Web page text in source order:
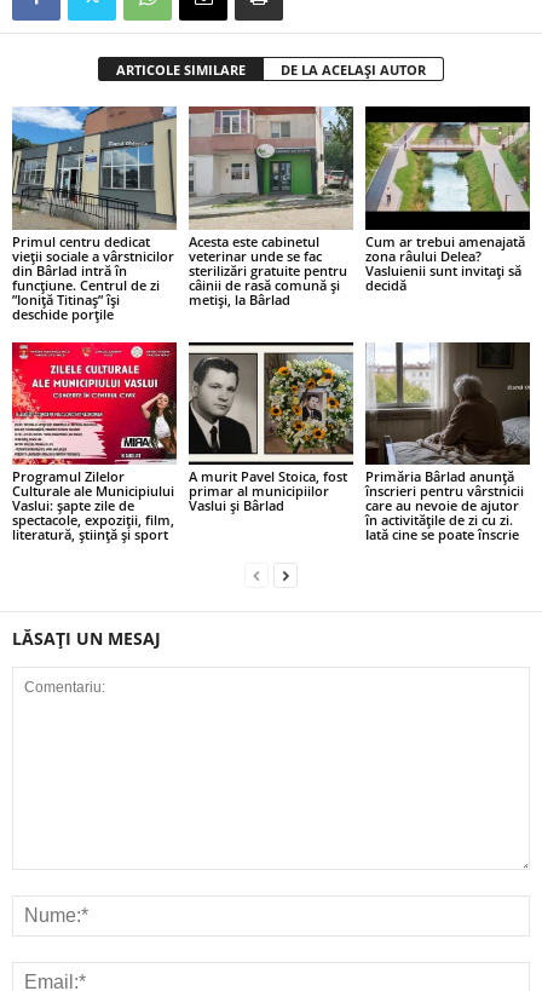
ARTICOLE SIMILARE DE LA ACELAȘI AUTOR
Primul centru dedicat
vieții sociale a vârstnicilor
din Bârlad intră în
funcțiune. Centrul de zi
”Ioniță Titinaș” își
deschide porțile
Acesta este cabinetul
veterinar unde se fac
sterilizări gratuite pentru
câinii de rasă comună și
metiși, la Bârlad
Cum ar trebui amenajată
zona râului Delea?
Vasluienii sunt invitați să
decidă
Programul Zilelor
Culturale ale Municipiului
Vaslui: șapte zile de
spectacole, expoziții, film,
literatură, știință și sport
A murit Pavel Stoica, fost
primar al municipiilor
Vaslui și Bârlad
Primăria Bârlad anunță
înscrieri pentru vârstnicii
care au nevoie de ajutor
în activitățile de zi cu zi.
Iată cine se poate înscrie
LĂSAȚI UN MESAJ